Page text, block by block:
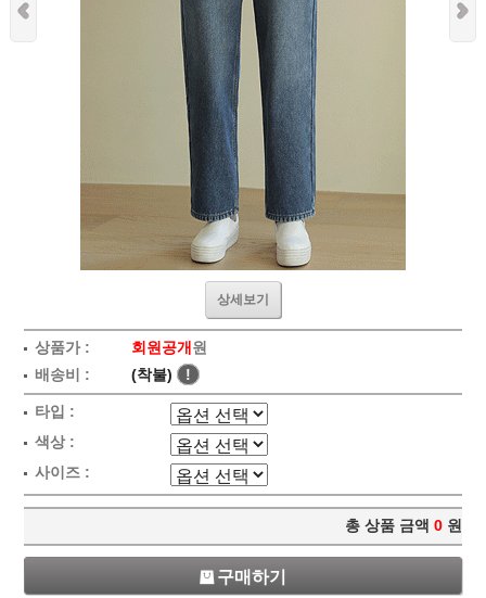
상세보기
상품가 : 회원공개원
배송비 :
(착불) !
타입 :
색상 :
사이즈 :
총 상품 금액 0 원
구매하기